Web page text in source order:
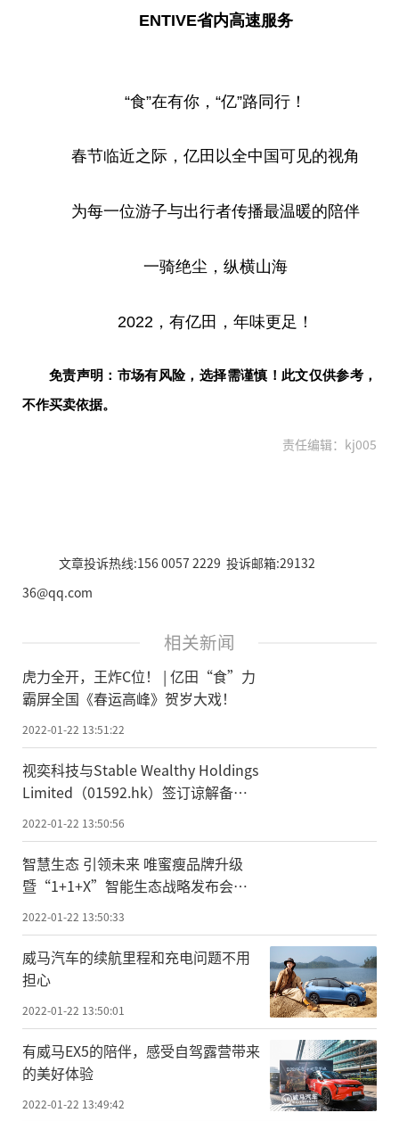
ENTIVE省内高速服务
“食”在有你，“亿”路同行！
春节临近之际，亿田以全中国可见的视角
为每一位游子与出行者传播最温暖的陪伴
一骑绝尘，纵横山海
2022，有亿田，年味更足！
免责声明：市场有风险，选择需谨慎！此文仅供参考，
不作买卖依据。
责任编辑：kj005
文章投诉热线:156 0057 2229 投诉邮箱:29132
36@qq.com
相关新闻
虎力全开，王炸C位！ | 亿田“食”力
霸屏全国《春运高峰》贺岁大戏！
2022-01-22 13:51:22
视奕科技与Stable Wealthy Holdings
Limited（01592.hk）签订谅解备忘
录
2022-01-22 13:50:56
智慧生态 引领未来 唯蜜瘦品牌升级
暨“1+1+X”智能生态战略发布会圆
2022-01-22 13:50:33
威马汽车的续航里程和充电问题不用
担心
2022-01-22 13:50:01
有威马EX5的陪伴，感受自驾露营带来
的美好体验
2022-01-22 13:49:42